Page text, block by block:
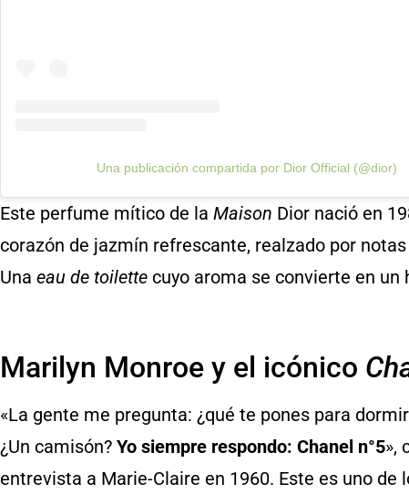
Una publicación compartida por Dior Official (@dior)
Este perfume mítico de la Maison Dior nació en
corazón de jazmín refrescante, realzado por
Una eau de toilette cuyo aroma se convierte en
Marilyn Monroe y el icónico
«La gente me pregunta: ¿qué te pones para
¿Un camisón? Yo siempre respondo: Chanel n°5»,
entrevista a Marie-Claire en 1960. Este es uno